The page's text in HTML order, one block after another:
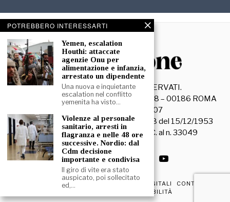
© 2026- TUTTI I DIRITTI RISERVATI.
La Discussione S.r.l. – Piazza Capranica, 78 – 00186 ROMA
C.F. e P. IVA 15045971007
Registrazione Tribunale di Roma n. 3628 del 15/12/1953
La società editrice è iscritta al R.O.C. al n. 33049
PRIVACY & COOKIE POLICY EDIZIONI DIGITALI
CONTATTI
DICHIARAZIONE DI ACCESSIBILITÀ
POTREBBERO INTERESSARTI
Yemen, escalation
Houthi: attaccate
agenzie Onu per
alimentazione e infanzia,
arrestato un dipendente
Una nuova e inquietante
escalation nel conflitto
yemenita ha visto…
Violenze al personale
sanitario, arresti in
flagranza e nelle 48 ore
successive. Nordio: dal
Cdm decisione
importante e condivisa
Il giro di vite era stato
auspicato, poi sollecitato
ed,…